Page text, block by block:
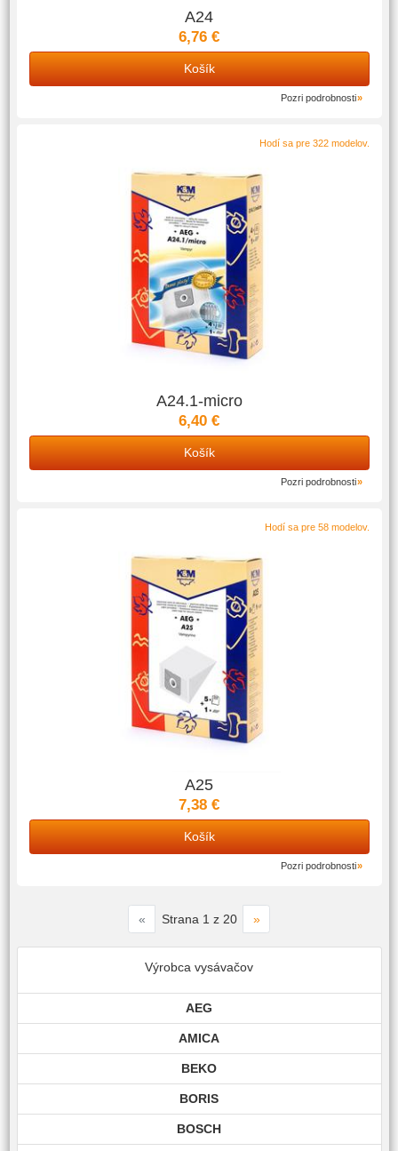
A24
6,76 €
Košík
Pozri podrobnosti
Hodí sa pre 322 modelov.
A24.1-micro
6,40 €
Košík
Pozri podrobnosti
Hodí sa pre 58 modelov.
A25
7,38 €
Košík
Pozri podrobnosti
« Strana 1 z 20 »
Výrobca vysávačov
AEG
AMICA
BEKO
BORIS
BOSCH